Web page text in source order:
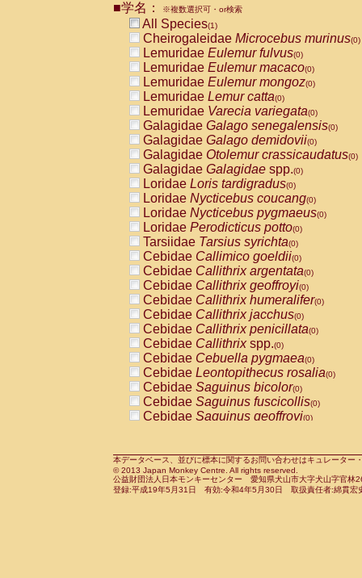
CebidaeCebus nigrivittatus
CebidaeCebus
CebidaeSaimiri boliviensis(0)
CebidaeSaimiri sciureus(0)
AtelidaeAlouatta caraya(0)
AtelidaeAlouatta fusca(0)
AtelidaeAlouatta seniculus
AtelidaeAlouattaspp.(0)
AtelidaeAteles belzebuth(0)
AtelidaeAteles geoffroyi(0)
AtelidaeAteles paniscus(0)
AtelidaeAtelesspp.(0)
Atelidae Lagothrix lagothricha
AtelidaeLagothrix lagothricha cana
PitheciidaeCacajao calvus
PitheciidaeCallicebus cupreus
PitheciidaeCallicebus donacophilus
PitheciidaeCallicebus moloch
PitheciidaeCallicebus torquatus
PitheciidaeCallicebusspp.(0)
PitheciidaeChiropotes satanas(0)
PitheciidaePithecia monachus
PitheciidaePithecia pithecia(0)
CercopithecidaeCercocebus agilis
CercopithecidaeCercocebus
CercopithecidaeCercocebus
CercopithecidaeCercocebus
CercopithecidaeCercocebus
CercopithecidaeCercocebushybrid
CercopithecidaePapio anubis(0)
CercopithecidaePapio cynocephalus
CercopithecidaePapio hamadryas(0)
■学名： ※複数選択可・or検索
All Species(1)
Cheirogaleidae Microcebus murinus(0)
Lemuridae Eulemur fulvus(0)
Lemuridae Eulemur macaco(0)
Lemuridae Eulemur mongoz(0)
Lemuridae Lemur catta(0)
Lemuridae Varecia variegata(0)
Galagidae Galago senegalensis(0)
Galagidae Galago demidovii(0)
Galagidae Otolemur crassicaudatus(0)
Galagidae Galagidae spp.(0)
Loridae Loris tardigradus(0)
Loridae Nycticebus coucang(0)
Loridae Nycticebus pygmaeus(0)
Loridae Perodicticus potto(0)
Tarsiidae Tarsius syrichta(0)
Cebidae Callimico goeldii(0)
Cebidae Callithrix argentata(0)
Cebidae Callithrix geoffroyi(0)
Cebidae Callithrix humeralifer(0)
Cebidae Callithrix jacchus(0)
Cebidae Callithrix penicillata(0)
Cebidae Callithrixspp.(0)
Cebidae Cebuella pygmaea(0)
Cebidae Leontopithecus rosalia(0)
Cebidae Saguinus bicolor(0)
Cebidae Saguinus fuscicollis(0)
Cebidae Saguinus geoffroyi(0)
CebidaeSaguinus leucopus(0)
CebidaeSaguinus midas(0)
Cebidae Saguinus mystax(0)
本データベース、並びに標本に関するお問い合わせはキュレータ
© 2013 Japan Monkey Centre. All rights reserved.
公益財団法人日本モンキーセンター 愛知県犬山市大字犬山字官
登録:平成19年5月31日 有効:令和4年5月30日 取扱責任者:綿貫宏